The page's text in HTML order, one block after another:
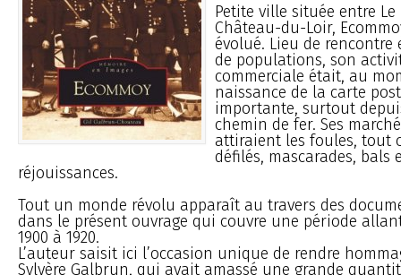
Petite ville située entre Le
Château-du-Loir,
évolué. Lieu de rencontre
de populations, son
commerciale était, au
naissance de la carte
importante, surtout
chemin de fer. Ses
attiraient les foules, tout
défilés, mascarades, bals
réjouissances.
Tout un monde révolu apparaît au travers des
dans le présent ouvrage qui couvre une période
1900 à 1920.
L’auteur saisit ici l’occasion unique de rendre
Sylvère Galbrun, qui avait amassé une grande